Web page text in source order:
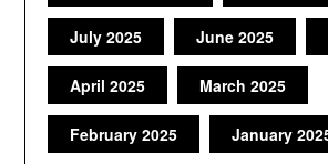
July 2025 June 2025
April 2025 March 2025
February 2025 January